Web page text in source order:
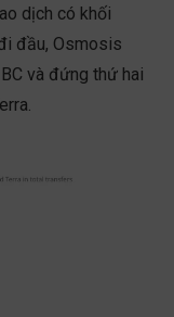
dịch có khối
đầu, Osmosis
và đứng thứ hai